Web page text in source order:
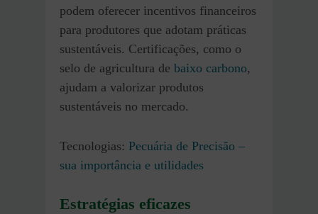
podem oferecer incentivos financeiros
para produtores que adotam práticas
sustentáveis. Certificações, como o
selo de agricultura de baixo carbono,
ajudam a valorizar produtos
sustentáveis no mercado.
Tecnologias: Pecuária de Precisão –
sua importância e utilidades
Estratégias eficazes